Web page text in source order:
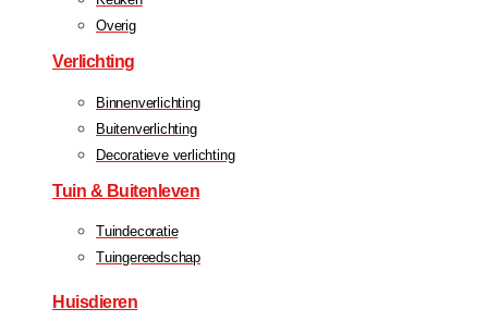
Overig
Verlichting
Binnenverlichting
Buitenverlichting
Decoratieve verlichting
Tuin & Buitenleven
Tuindecoratie
Tuingereedschap
Huisdieren